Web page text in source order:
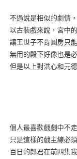
不過說是相似的劇情
以古裝戲來說，宮中
讓王世子不肯圓房只
無用的殿下好像也是
但是以上對洪心和元
個人最喜歡戲劇中不
只是這樣的戲主線必
百日的郎君在前四集